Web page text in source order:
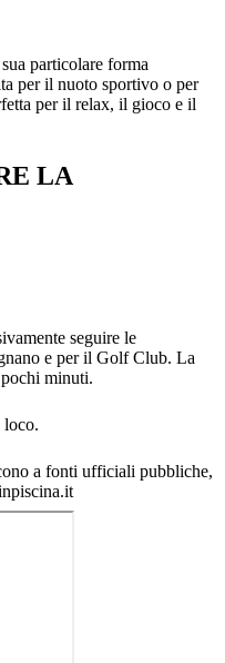
particolare forma
per il nuoto sportivo o per
per il relax, il gioco e il
LA
seguire le
e per il Golf Club. La
minuti.
loco.
a fonti ufficiali pubbliche,